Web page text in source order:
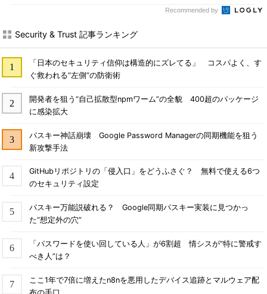
Recommended by
Security & Trust 記事ランキング
「日本のセキュリティ信仰は構造的にズレてる」 コスパよく、す
ぐ救われる“左側”の防衛術
開発者を狙う“自己拡散型npmワーム”の全貌 400超のパッケージ
に感染拡大
パスキー神話崩壊 Google Password Managerの同期機能を狙う
新攻撃手法
GitHubリポジトリの「侵入口」をどうふさぐ？ 無料で使える6つ
のセキュリティ設定
パスキー万能説破れる？ Google同期パスキー実装に見つかっ
た“想定外の穴”
「パスワードを使い回している人」が6割超 情シスが“特に警戒す
べき人”は？
ここ1年で7倍に増えたn8nを悪用したデバイス追跡とマルウェア配